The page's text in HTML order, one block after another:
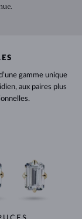
gamme unique
aux paires plus